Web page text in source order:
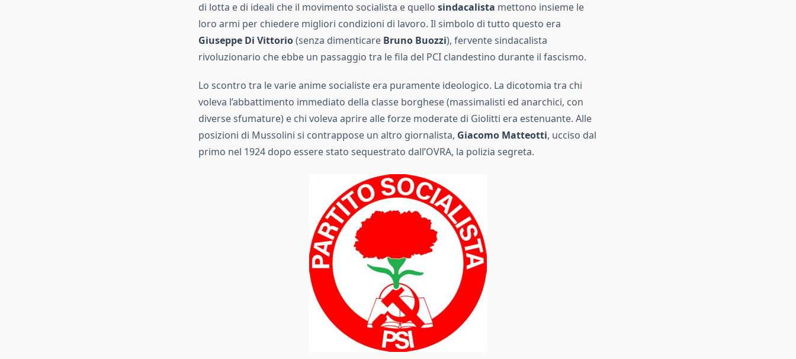
di lotta e di ideali che il movimento socialista e quello sindacalista mettono insieme le
loro armi per chiedere migliori condizioni di lavoro. Il simbolo di tutto questo era
Giuseppe Di Vittorio(senza dimenticareBruno Buozzi), fervente sindacalista
rivoluzionario che ebbe un passaggio tra le fila del PCI clandestino durante il fascismo.
Lo scontro tra le varie anime socialiste era puramente ideologico. La dicotomia tra chi
voleva l’abbattimento immediato della classe borghese (massimalisti ed anarchici, con
diverse sfumature) e chi voleva aprire alle forze moderate di Giolitti era estenuante. Alle
posizioni di Mussolini si contrappose un altro giornalista, Giacomo Matteotti, ucciso dal
primo nel 1924 dopo essere stato sequestrato dall’OVRA, la polizia segreta.